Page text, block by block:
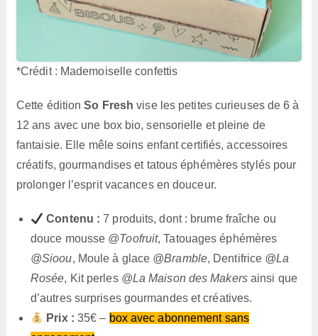
*Crédit : Mademoiselle confettis
Cette éditionSo Fresh vise les petites curieuses de 6 à
12 ans avec une box bio, sensorielle et pleine de
fantaisie. Elle mêle soins enfant certifiés, accessoires
créatifs, gourmandises et tatous éphémères stylés pour
prolonger l’esprit vacances en douceur.
Contenu : 7 produits, dont : brume fraîche ou
douce mousse @Toofruit, Tatouages éphémères
@Sioou, Moule à glace @Bramble, Dentifrice @La
Rosée, Kit perles @La Maison des Makersainsi que
d’autres surprises gourmandes et créatives.
Prix : 35€ – box avec abonnement sans